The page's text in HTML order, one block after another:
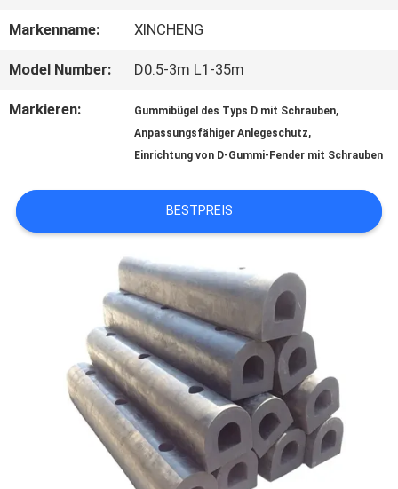
SHOW
UNS
FABRIK-
AUSFLUG
QUALITÄTSKONTROLLE
TRETEN
Markenname: XINCHENG
Model Number: D0.5-3m L1-35m
Markieren: Gummibügel des Typs D mit Schrauben,
Anpassungsfähiger Anlegeschutz,
Einrichtung von D-Gummi-Fender mit Schrauben
BESTPREIS